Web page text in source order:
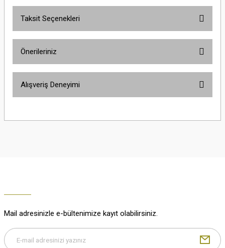
Taksit Seçenekleri
Önerileriniz
yetersiz gördüğünüz noktaları öneri formunu kullanarak tarafımıza
Alışveriş Deneyimi
M... K... | 29/12/2025
Mail adresinizle e-bültenimize kayıt olabilirsiniz.